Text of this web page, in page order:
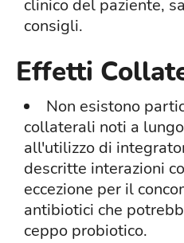
clinico del paziente,
consigli.
Effetti
Non esistono
collaterali noti a
all'utilizzo di
descritte interazioni
eccezione per il
antibiotici che
ceppo probiotico.